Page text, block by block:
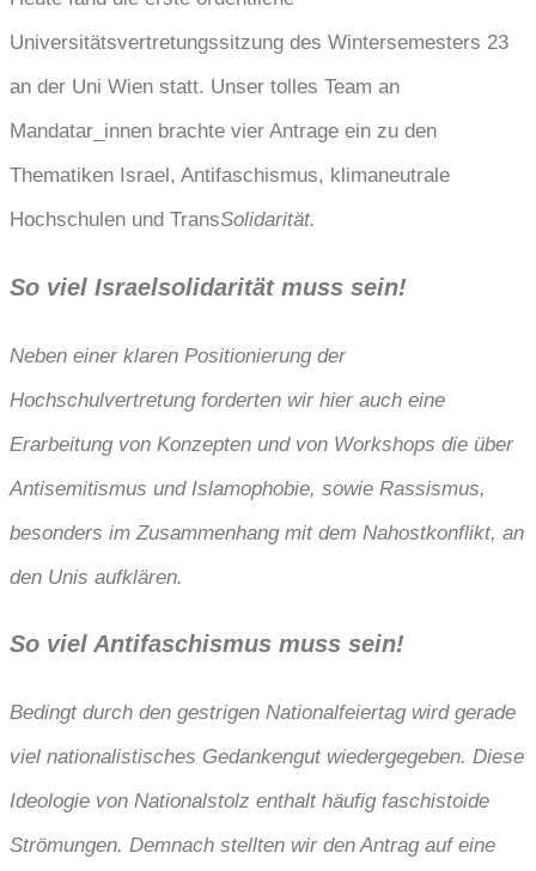
Universitätsvertretungssitzung des Wintersemesters 23
an der Uni Wien statt. Unser tolles Team an
Mandatar_innen brachte vier Antrage ein zu den
Thematiken Israel, Antifaschismus, klimaneutrale
Hochschulen und TransSolidarität.
So viel Israelsolidarität muss sein!
Neben einer klaren Positionierung der
Hochschulvertretung forderten wir hier auch eine
Erarbeitung von Konzepten und von Workshops die über
Antisemitismus und Islamophobie, sowie Rassismus,
besonders im Zusammenhang mit dem Nahostkonflikt, an
den Unis aufklären.
So viel Antifaschismus muss sein!
Bedingt durch den gestrigen Nationalfeiertag wird gerade
viel nationalistisches Gedankengut wiedergegeben. Diese
Ideologie von Nationalstolz enthalt häufig faschistoide
Strömungen. Demnach stellten wir den Antrag auf eine